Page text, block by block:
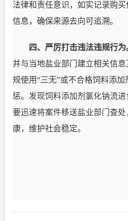
法律和责任意识，如实记录购买
信息，确保来源去向可追溯。
四、严厉打击违法违规行为
并与当地盐业部门建立相关信
规使用“三无”或不合格饲料添
惩。 发现饲料添加剂氯化钠流进
要迅速将案件移送盐业部门查
康， 维护社会稳定。